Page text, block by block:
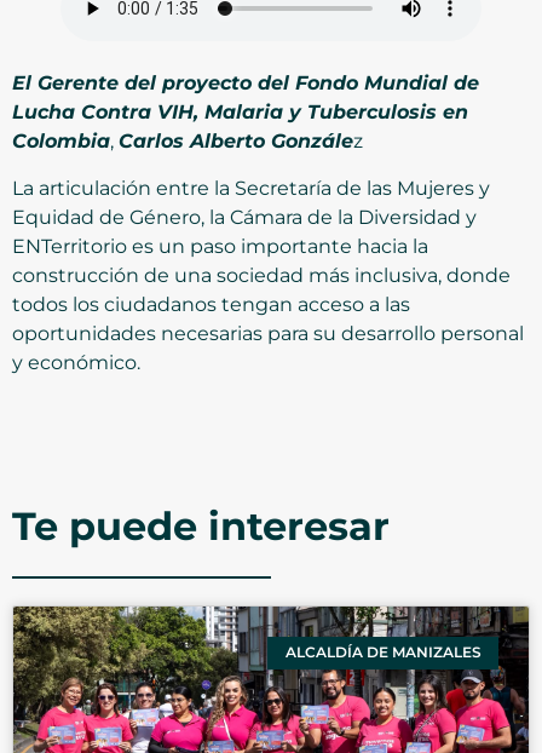
El Gerente del proyecto del Fondo Mundial de
Lucha Contra VIH, Malaria y Tuberculosis en
Colombia, Carlos Alberto González
La articulación entre la Secretaría de las Mujeres y
Equidad de Género, la Cámara de la Diversidad y
ENTerritorio es un paso importante hacia la
construcción de una sociedad más inclusiva, donde
todos los ciudadanos tengan acceso a las
oportunidades necesarias para su desarrollo personal
y económico.
Te puede interesar
ALCALDÍA DE MANIZALES